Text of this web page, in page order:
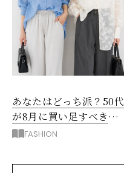
あなたはどっち派？50代
が8月に買い足すべき
「着回せるトップス」
FASHION